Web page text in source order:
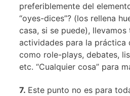
preferiblemente del
“oyes-dices”? (los rellena
casa, si se puede),
actividades para la práctica
como role-plays, debates,
etc. “Cualquier cosa” para
7. Este punto no es para